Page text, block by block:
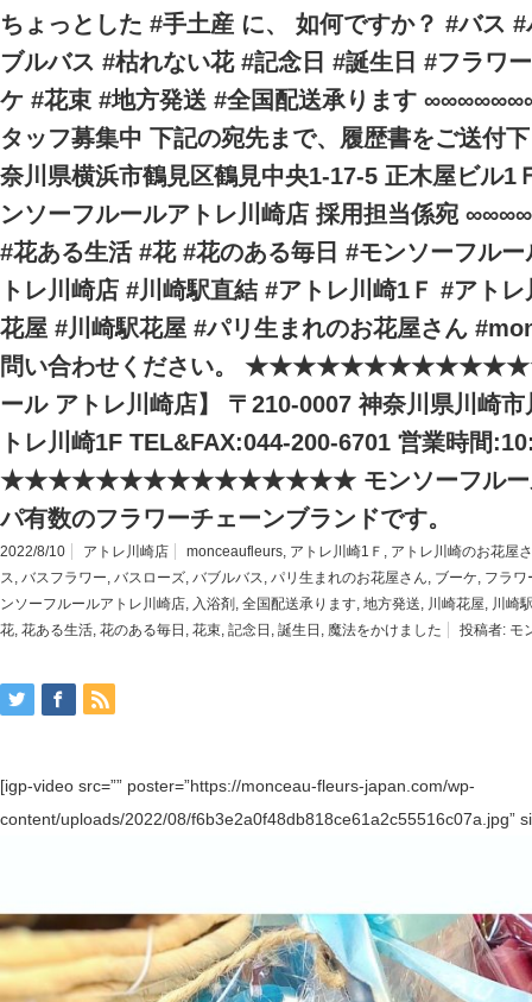
ちょっとした #手土産 に、 如何ですか？ #バス
ブルバス #枯れない花 #記念日 #誕生日 #フラワ
ケ #花束 #地方発送 #全国配送承ります
タッフ募集中 下記の宛先まで、履歴書をご送付
奈川県横浜市鶴見区鶴見中央1-17-5 正木屋ビル1
ンソーフルールアトレ川崎店 採用担当係宛
#花ある生活 #花 #花のある毎日 #モンソーフル
トレ川崎店 #川崎駅直結 #アトレ川崎1Ｆ #アト
花屋 #川崎駅花屋 #パリ生まれのお花屋さん
問い合わせください。
ール アトレ川崎店】 〒210-0007 神奈川県川崎
トレ川崎1F TEL&FAX:044-200-6701 営業時間
★★★★★★★★★★★★★★★ モンソーフルール
パ有数のフラワーチェーンブランドです。
2022/8/10 アトレ川崎店 monceaufleurs, アトレ川崎1Ｆ , アトレ川崎のお花屋
ス, バスフラワー, バスローズ, バブルバス, パリ生まれのお花屋さん, ブーケ, フラワ
ンソーフルールアトレ川崎店, 入浴剤 , 全国配送承ります, 地方発送, 川崎花屋, 川崎
花, 花ある生活, 花のある毎日 , 花束, 記念日 , 誕生日 , 魔法をかけました 投稿者: モ
[igp-video src=”” poster=”https://monceau-fleurs-japan.com/wp-
content/uploads/2022/08/f6b3e2a0f48db818ce61a2c55516c07a.jpg”